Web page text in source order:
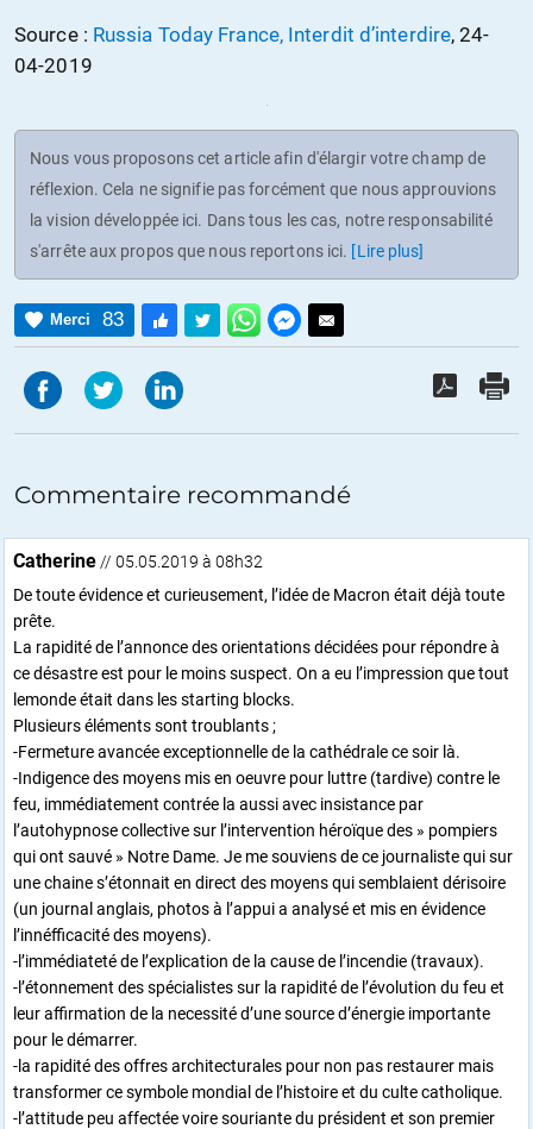
Source : Russia Today France, Interdit d’interdire, 24-
04-2019
Nous vous proposons cet article afin d'élargir votre champ de
réflexion. Cela ne signifie pas forcément que nous approuvions
la vision développée ici. Dans tous les cas, notre responsabilité
s'arrête aux propos que nous reportons ici. [Lire plus]
Merci 83
Commentaire recommandé
Catherine // 05.05.2019 à 08h32
De toute évidence et curieusement, l’idée de Macron était déjà toute
prête.
La rapidité de l’annonce des orientations décidées pour répondre à
ce désastre est pour le moins suspect. On a eu l’impression que tout
lemonde était dans les starting blocks.
Plusieurs éléments sont troublants ;
-Fermeture avancée exceptionnelle de la cathédrale ce soir là.
-Indigence des moyens mis en oeuvre pour luttre (tardive) contre le
feu, immédiatement contrée la aussi avec insistance par
l’autohypnose collective sur l’intervention héroïque des » pompiers
qui ont sauvé » Notre Dame. Je me souviens de ce journaliste qui sur
une chaine s’étonnait en direct des moyens qui semblaient dérisoire
(un journal anglais, photos à l’appui a analysé et mis en évidence
l’innéfficacité des moyens).
-l’immédiateté de l’explication de la cause de l’incendie (travaux).
-l’étonnement des spécialistes sur la rapidité de l’évolution du feu et
leur affirmation de la necessité d’une source d’énergie importante
pour le démarrer.
-la rapidité des offres architecturales pour non pas restaurer mais
transformer ce symbole mondial de l’histoire et du culte catholique.
-l’attitude peu affectée voire souriante du président et son premier